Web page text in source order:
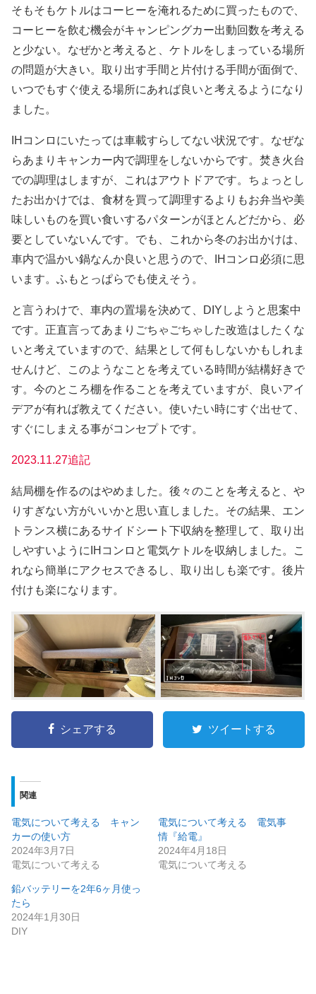
そもそもケトルはコーヒーを淹れるために買ったもので、
コーヒーを飲む機会がキャンピングカー出動回数を考える
と少ない。なぜかと考えると、ケトルをしまっている場所
の問題が大きい。取り出す手間と片付ける手間が面倒で、
いつでもすぐ使える場所にあれば良いと考えるようになり
ました。
IHコンロにいたっては車載すらしてない状況です。なぜな
らあまりキャンカー内で調理をしないからです。焚き火台
での調理はしますが、これはアウトドアです。ちょっとし
たお出かけでは、食材を買って調理するよりもお弁当や美
味しいものを買い食いするパターンがほとんどだから、必
要としていないんです。でも、これから冬のお出かけは、
車内で温かい鍋なんか良いと思うので、IHコンロ必須に思
います。ふもとっぱらでも使えそう。
と言うわけで、車内の置場を決めて、DIYしようと思案中
です。正直言ってあまりごちゃごちゃした改造はしたくな
いと考えていますので、結果として何もしないかもしれま
せんけど、このようなことを考えている時間が結構好きで
す。今のところ棚を作ることを考えていますが、良いアイ
デアが有れば教えてください。使いたい時にすぐ出せて、
すぐにしまえる事がコンセプトです。
2023.11.27追記
結局棚を作るのはやめました。後々のことを考えると、や
りすぎない方がいいかと思い直しました。その結果、エン
トランス横にあるサイドシート下収納を整理して、取り出
しやすいようにIHコンロと電気ケトルを収納しました。こ
れなら簡単にアクセスできるし、取り出しも楽です。後片
付けも楽になります。
シェアする ツイートする
関連
電気について考える キャン
カーの使い方
2024年3月7日
電気について考える
電気について考える 電気事
情『給電』
2024年4月18日
電気について考える
鉛バッテリーを2年6ヶ月使っ
たら
2024年1月30日
DIY